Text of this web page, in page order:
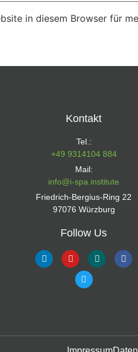
in diesem Browser für
Kontakt
Tel.:
+49 9314104 884
Mail:
info@i-spa.institute
Friedrich-Bergius-Ring 22
97076 Würzburg
Follow Us